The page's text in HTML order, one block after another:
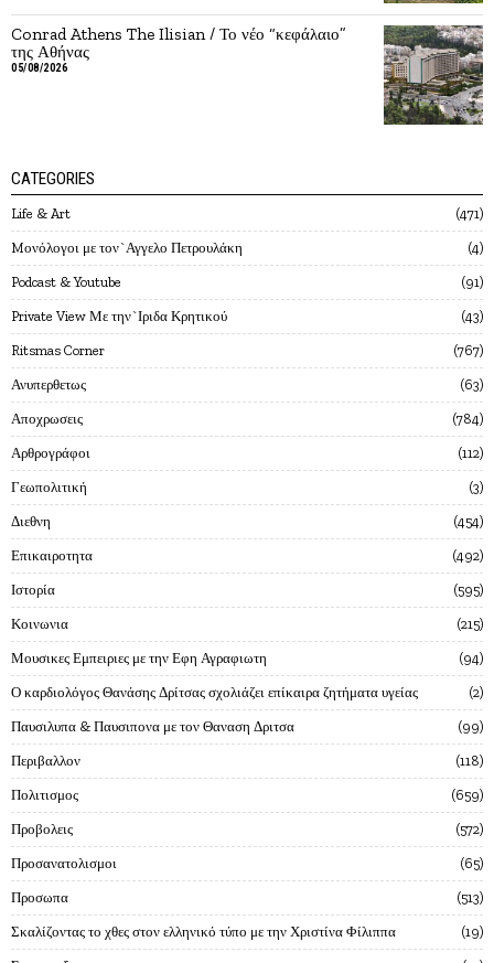
Conrad Athens The Ilisian / Το νέο “κεφάλαιο”
της Αθήνας
05/08/2026
CATEGORIES
Life & Art 471
Mονόλογοι με τον`Αγγελο Πετρουλάκη 4
Podcast & Youtube 91
Private View Με την`Ιριδα Κρητικού 43
Ritsmas Corner 767
Ανυπερθετως 63
Αποχρωσεις 784
Αρθρογράφοι 112
Γεωπολιτική 3
Διεθνη 454
Επικαιροτητα 492
Ιστορία 595
Κοινωνια 215
Μουσικες Εμπειριες με την Εφη Αγραφιωτη 94
Ο καρδιολόγος Θανάσης Δρίτσας σχολιάζει επίκαιρα ζητήματα υγείας 2
Παυσιλυπα & Παυσιπονα με τον Θαναση Δριτσα 99
Περιβαλλον 118
Πολιτισμος 659
Προβολεις 572
Προσανατολισμοι 65
Προσωπα 513
Σκαλίζοντας το χθες στον ελληνικό τύπο με την Χριστίνα Φίλιππα 19